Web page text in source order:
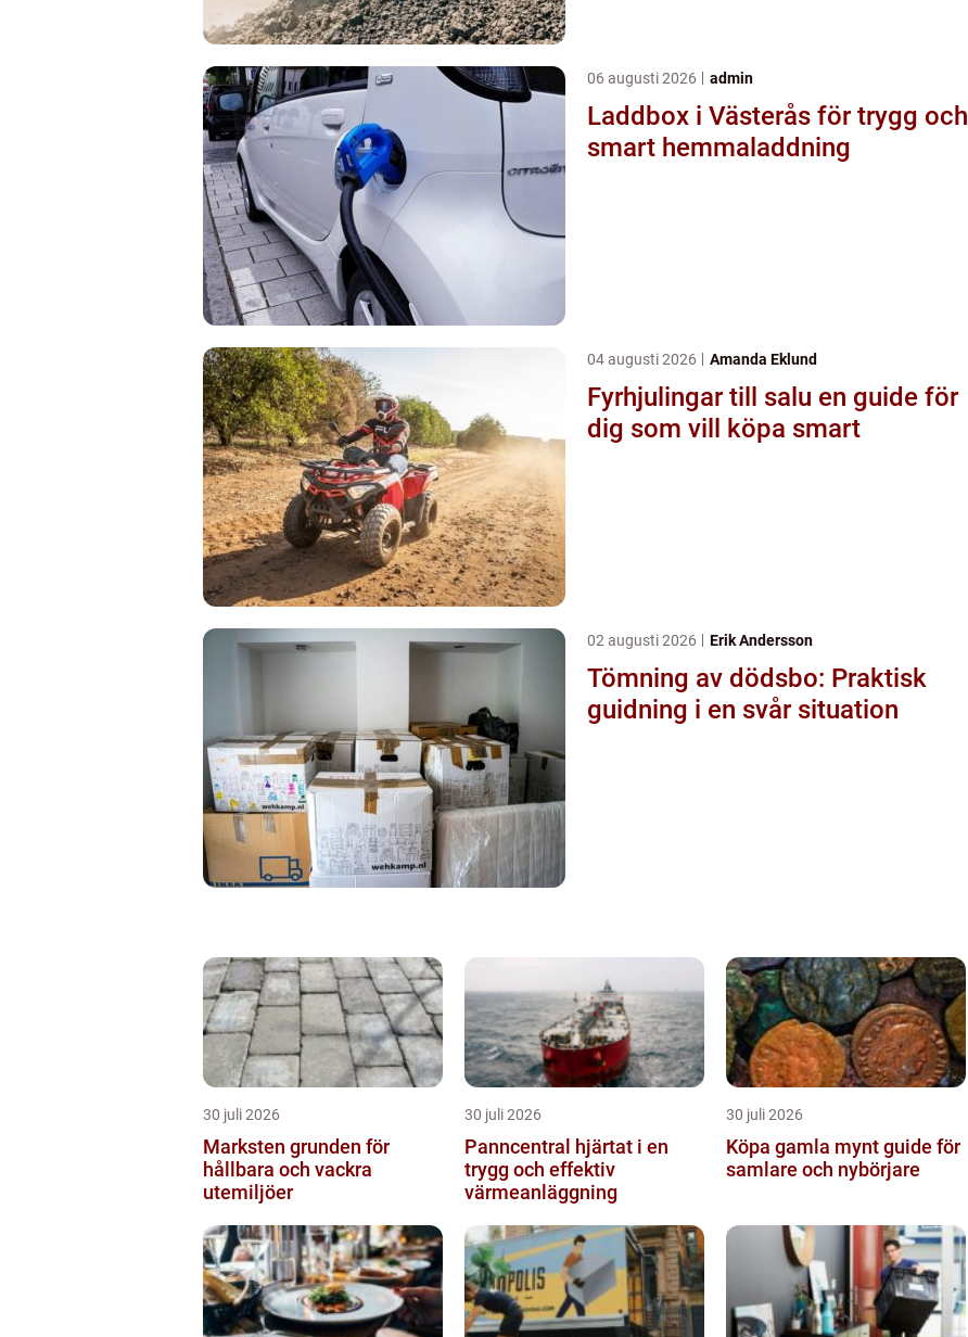
06 augusti 2026 admin
Laddbox i Västerås för trygg och
smart hemmaladdning
04 augusti 2026 Amanda Eklund
Fyrhjulingar till salu en guide för
dig som vill köpa smart
02 augusti 2026 Erik Andersson
Tömning av dödsbo: Praktisk
guidning i en svår situation
30 juli 2026
Marksten grunden för
hållbara och vackra
utemiljöer
30 juli 2026
Panncentral hjärtat i en
trygg och effektiv
värmeanläggning
30 juli 2026
Köpa gamla mynt guide för
samlare och nybörjare